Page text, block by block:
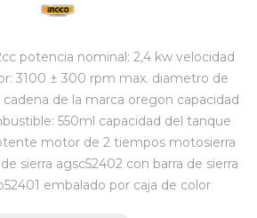
potencia nominal: 2,4 kw velocidad
3100 ± 300 rpm max. diametro de
de la marca oregon capacidad
550ml capacidad del tanque
motor de 2 tiempos motosierra
sierra agsc52402 con barra de sierra
embalado por caja de color